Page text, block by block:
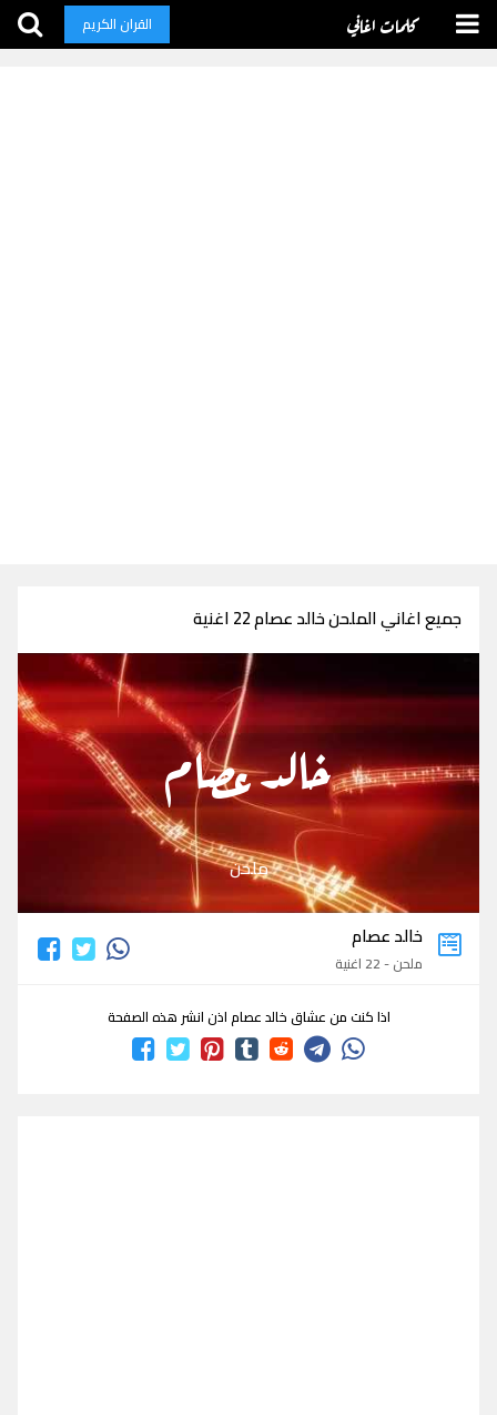
كلمات اغاني القران الكريم
جميع اغاني الملحن خالد عصام 22 اغنية
خالد عصام
ملحن
خالد عصام
ملحن - 22 اغنية
اذا كنت من عشاق خالد عصام اذن انشر هذه الصفحة